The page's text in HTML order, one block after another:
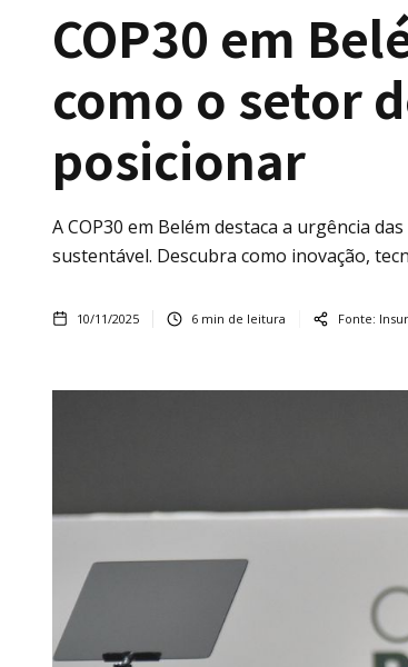
COP30 em
como o setor
posicionar
A COP30 em Belém destaca a urgência
sustentável. Descubra como inovação,
10/11/2025 6 min de leitura Fonte: